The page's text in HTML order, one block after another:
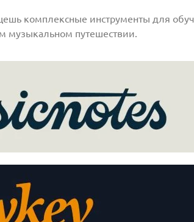
комплексные инструменты для
музыкальном путешествии.